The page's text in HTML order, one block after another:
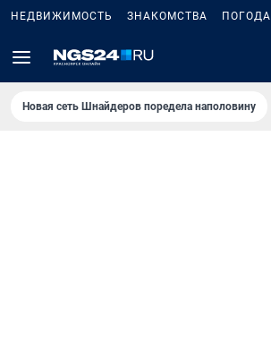
НЕДВИЖИМОСТЬ ЗНАКОМСТВА ПОГОДА
Новая сеть Шнайдеров поредела наполовину